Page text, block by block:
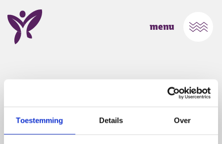
Toestemming Details Over
Ga naar Home
menu
Pagina niet gevonden
De opgevraagde pagina bestaat niet (meer) of is
verplaatst. Misschien kunt u via het menu vinden